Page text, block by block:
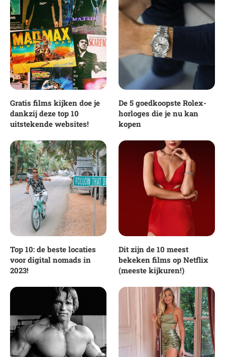
Gratis films kijken doe je
dankzij deze top 10
uitstekende websites!
De 5 goedkoopste Rolex-
horloges die je nu kan
kopen
Top 10: de beste locaties
voor digital nomads in
2023!
Dit zijn de 10 meest
bekeken films op Netflix
(meeste kijkuren!)